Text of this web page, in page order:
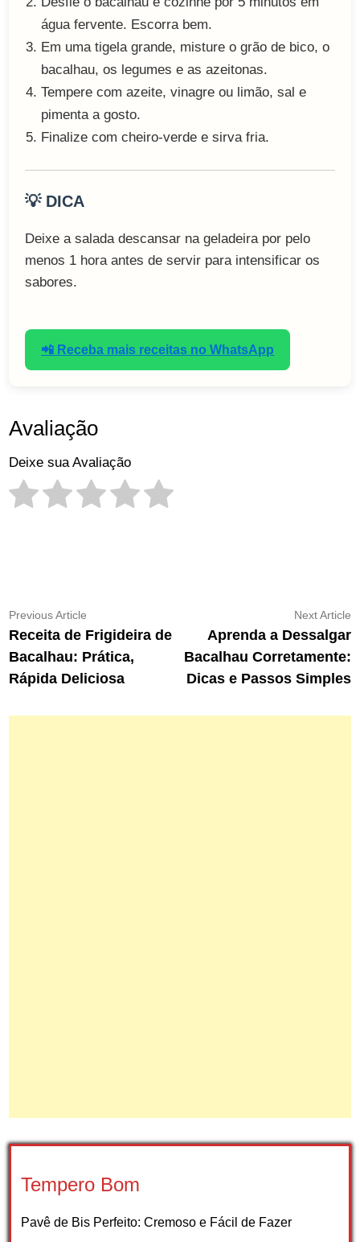
água fervente. Escorra bem.
Em uma tigela grande, misture o grão de bico, o
bacalhau, os legumes e as azeitonas.
Tempere com azeite, vinagre ou limão, sal e
pimenta a gosto.
Finalize com cheiro-verde e sirva fria.
💡 DICA
Deixe a salada descansar na geladeira por pelo
menos 1 hora antes de servir para intensificar os
sabores.
📲 Receba mais receitas no WhatsApp
Avaliação
Deixe sua Avaliação
Navegação
de
Post
Previous Article
article:
Receita de Frigideira de
Bacalhau: Prática,
Rápida Deliciosa
Next Article
Aprenda a Dessalgar
Bacalhau Corretamente:
Dicas e Passos Simples
Tempero Bom
Pavê de Bis Perfeito: Cremoso e Fácil de Fazer